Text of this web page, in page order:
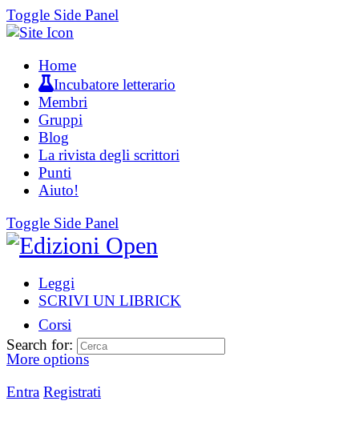
Toggle Side Panel
Home
Incubatore letterario
Membri
Gruppi
Blog
La rivista degli scrittori
Punti
Aiuto!
Toggle Side Panel
Leggi
SCRIVI UN LIBRICK
Corsi
More options
Entra Registrati
Search for: